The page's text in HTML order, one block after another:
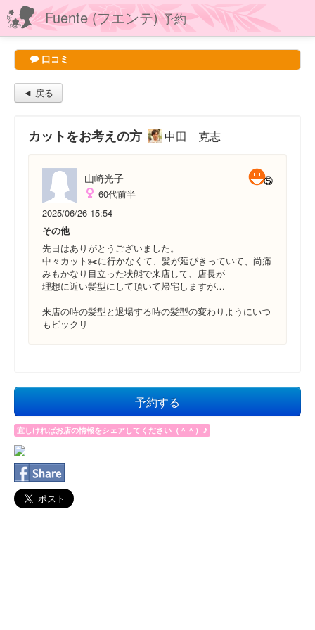
Fuente (フエンテ)予約
口コミ
◄ 戻る
カットをお考えの方 中田 克志
山崎光子
60代前半
2025/06/26 15:54
その他
先日はありがとうございました。
中々カット✂️に行かなくて、髪が延びきっていて、尚痛
みもかなり目立った状態で来店して、店長が
理想に近い髪型にして頂いて帰宅しますが…
来店の時の髪型と退場する時の髪型の変わりようにいつ
もビックリ
予約する
宜しければお店の情報をシェアしてください（＾＾）♪